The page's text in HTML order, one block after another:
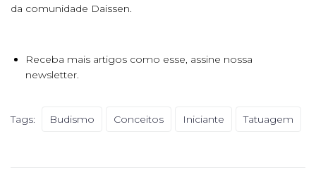
da comunidade Daissen.
Receba mais artigos como esse, assine nossa
newsletter.
Tags: Budismo Conceitos Iniciante Tatuagem